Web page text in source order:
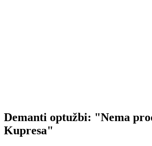
Demanti optužbi: "Nema
Kupresa"